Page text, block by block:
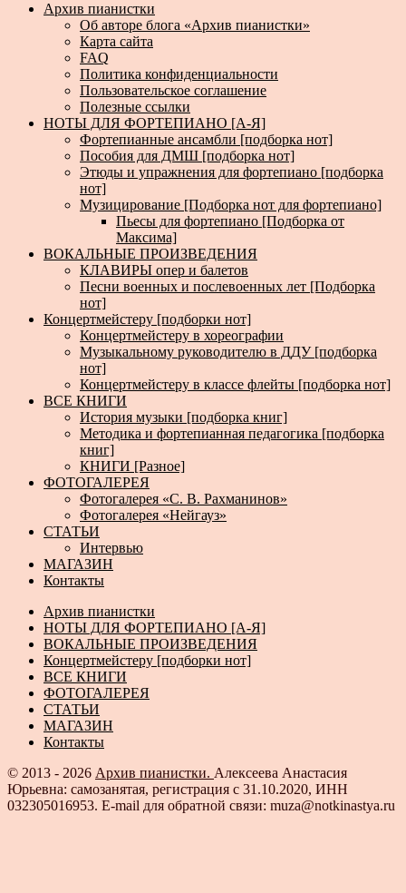
Архив пианистки
Об авторе блога «Архив пианистки»
Карта сайта
FAQ
Политика конфиденциальности
Пользовательское соглашение
Полезные ссылки
НОТЫ ДЛЯ ФОРТЕПИАНО [А-Я]
Фортепианные ансамбли [подборка нот]
Пособия для ДМШ [подборка нот]
Этюды и упражнения для фортепиано [подборка
нот]
Музицирование [Подборка нот для фортепиано]
Пьесы для фортепиано [Подборка от
Максима]
ВОКАЛЬНЫЕ ПРОИЗВЕДЕНИЯ
КЛАВИРЫ опер и балетов
Песни военных и послевоенных лет [Подборка
нот]
Концертмейстеру [подборки нот]
Концертмейстеру в хореографии
Музыкальному руководителю в ДДУ [подборка
нот]
Концертмейстеру в классе флейты [подборка нот]
ВСЕ КНИГИ
История музыки [подборка книг]
Методика и фортепианная педагогика [подборка
книг]
КНИГИ [Разное]
ФОТОГАЛЕРЕЯ
Фотогалерея «С. В. Рахманинов»
Фотогалерея «Нейгауз»
СТАТЬИ
Интервью
МАГАЗИН
Контакты
Архив пианистки
НОТЫ ДЛЯ ФОРТЕПИАНО [А-Я]
ВОКАЛЬНЫЕ ПРОИЗВЕДЕНИЯ
Концертмейстеру [подборки нот]
ВСЕ КНИГИ
ФОТОГАЛЕРЕЯ
СТАТЬИ
МАГАЗИН
Контакты
© 2013 - 2026 Архив пианистки. Алексеева Анастасия
Юрьевна: самозанятая, регистрация с 31.10.2020, ИНН
032305016953. E-mail для обратной связи: muza@notkinastya.ru